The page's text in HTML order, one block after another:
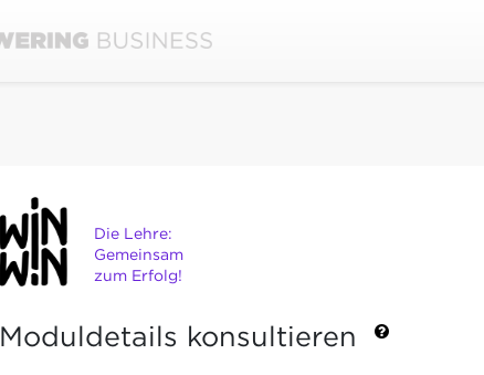
Die Lehre:
Gemeinsam
zum Erfolg!
Moduldetails konsultieren